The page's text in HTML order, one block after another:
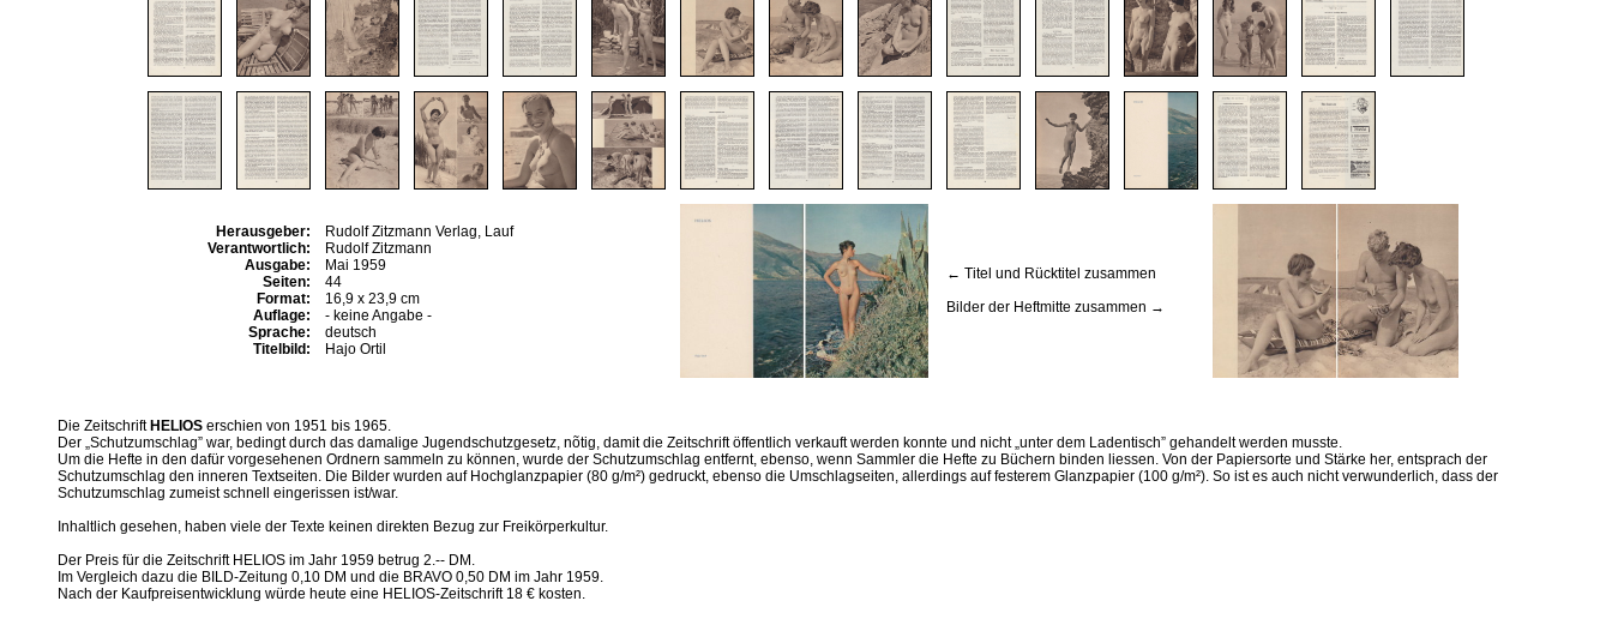
Herausgeber:
Verantwortlich:
Ausgabe:
Seiten:
Format:
Auflage:
Sprache:
Titelbild:
Rudolf Zitzmann Verlag, Lauf
Rudolf Zitzmann
Mai 1959
44
16,9 x 23,9 cm
- keine Angabe -
deutsch
Hajo Ortil
← Titel und Rücktitel zusammen
Bilder der Heftmitte zusammen →
Die Zeitschrift HELIOS erschien von 1951 bis 1965.
Der „Schutzumschlag” war, bedingt durch das damalige Jugendschutzgesetz, nõtig, damit die Zeitschrift öffentlich verkauft werden konnte und nicht „unter dem Ladentisch” gehandelt werden musste.
Um die Hefte in den dafür vorgesehenen Ordnern sammeln zu können, wurde der Schutzumschlag entfernt, ebenso, wenn Sammler die Hefte zu Büchern binden liessen. Von der Papiersorte und Stärke her, entsprach der
Schutzumschlag den inneren Textseiten. Die Bilder wurden auf Hochglanzpapier (80 g/m²) gedruckt, ebenso die Umschlagseiten, allerdings auf festerem Glanzpapier (100 g/m²). So ist es auch nicht verwunderlich, dass der
Schutzumschlag zumeist schnell eingerissen ist/war.
Inhaltlich gesehen, haben viele der Texte keinen direkten Bezug zur Freikörperkultur.
Der Preis für die Zeitschrift HELIOS im Jahr 1959 betrug 2.-- DM.
Im Vergleich dazu die BILD-Zeitung 0,10 DM und die BRAVO 0,50 DM im Jahr 1959.
Nach der Kaufpreisentwicklung würde heute eine HELIOS-Zeitschrift 18 € kosten.